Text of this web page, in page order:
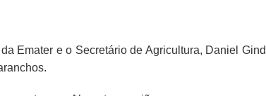
Emater e o Secretário de Agricultura, Daniel